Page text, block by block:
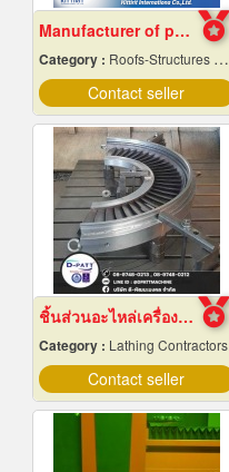
Manufacturer of prefabricated roof structures.
Category : Roofs-Structures & Trusses
Contact seller
ชิ้นส่วนอะไหล่เครื่องจักรกล
Category : Lathing Contractors
Contact seller